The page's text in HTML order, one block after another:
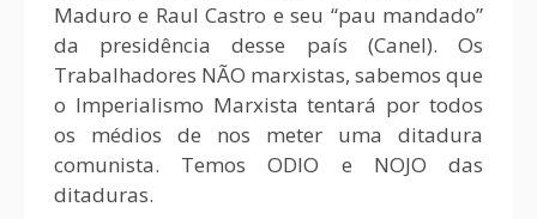
Maduro e Raul Castro e seu “pau mandado”
da presidência desse país (Canel). Os
Trabalhadores NÃO marxistas, sabemos que
o Imperialismo Marxista tentará por todos
os médios de nos meter uma ditadura
comunista. Temos ODIO e NOJO das
ditaduras.